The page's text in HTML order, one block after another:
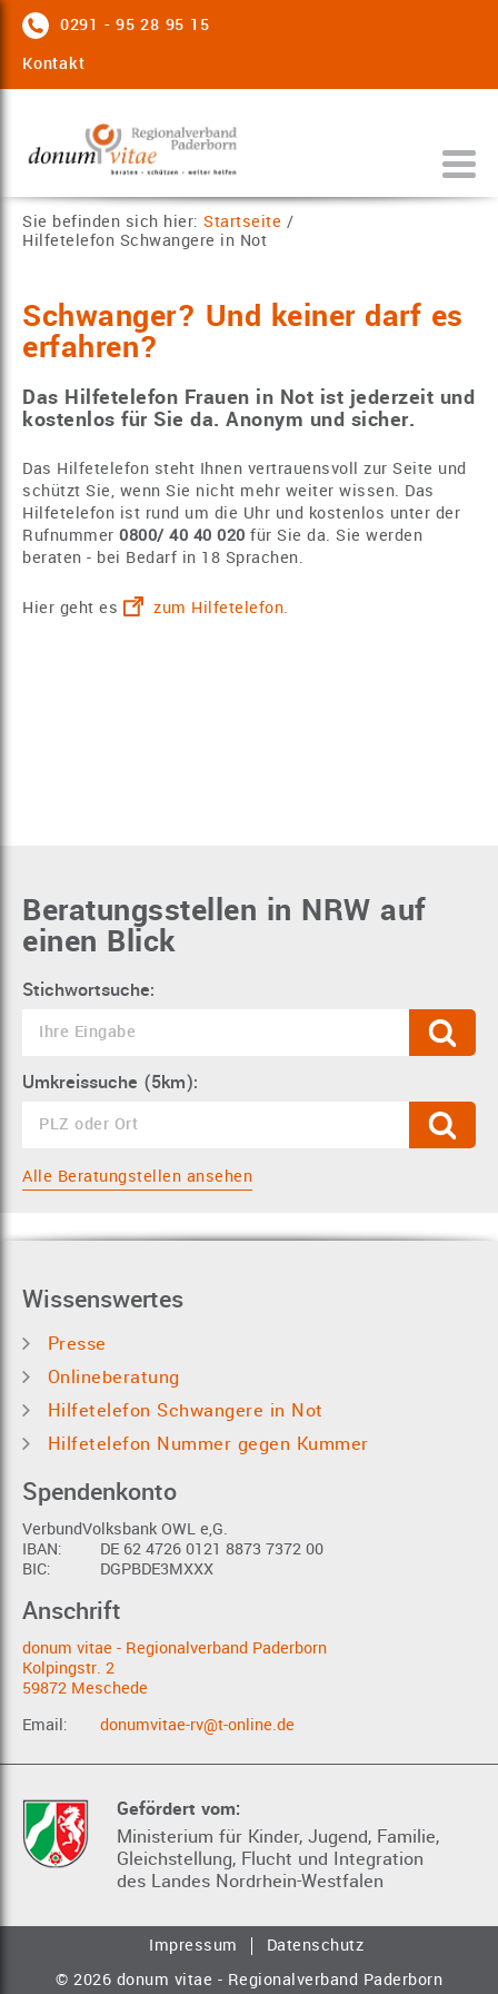
0291 - 95 28 95 15
Kontakt
Sie befinden sich hier: Startseite /
Hilfetelefon Schwangere in Not
Schwanger? Und keiner darf es
erfahren?
Das Hilfetelefon Frauen in Not ist jederzeit und
kostenlos für Sie da. Anonym und sicher.
Das Hilfetelefon steht Ihnen vertrauensvoll zur Seite und
schützt Sie, wenn Sie nicht mehr weiter wissen. Das
Hilfetelefon ist rund um die Uhr und kostenlos unter der
Rufnummer 0800/ 40 40 020 für Sie da. Sie werden
beraten - bei Bedarf in 18 Sprachen.
Hier geht es zum Hilfetelefon.
Beratungsstellen in NRW auf
einen Blick
Stichwortsuche:
Umkreissuche (5km):
Alle Beratungstellen ansehen
Wissenswertes
Presse
Onlineberatung
Hilfetelefon Schwangere in Not
Hilfetelefon Nummer gegen Kummer
Spendenkonto
VerbundVolksbank OWL e,G.
IBAN:
DE 62 4726 0121 8873 7372 00
BIC:
DGPBDE3MXXX
Anschrift
donum vitae - Regionalverband Paderborn
Kolpingstr. 2
59872 Meschede
Email:
donumvitae-rv@t-online.de
Gefördert vom:
Ministerium für Kinder, Jugend, Familie,
Gleichstellung, Flucht und Integration
des Landes Nordrhein-Westfalen
© 2026 donum vitae - Regionalverband Paderborn
Impressum Datenschutz